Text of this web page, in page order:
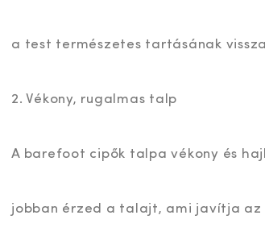
a test természetes tartásának
2. Vékony, rugalmas talp
A barefoot cipők talpa vékony és
jobban érzed a talajt, ami javítja az